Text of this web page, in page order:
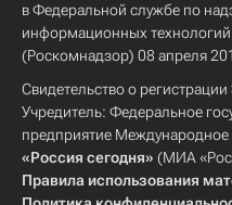
в Федеральной службе по
информационных
(Роскомнадзор) 08 апреля
Свидетельство о
Учредитель: Федеральное
предприятие
«Россия сегодня» (МИА
Правила использования